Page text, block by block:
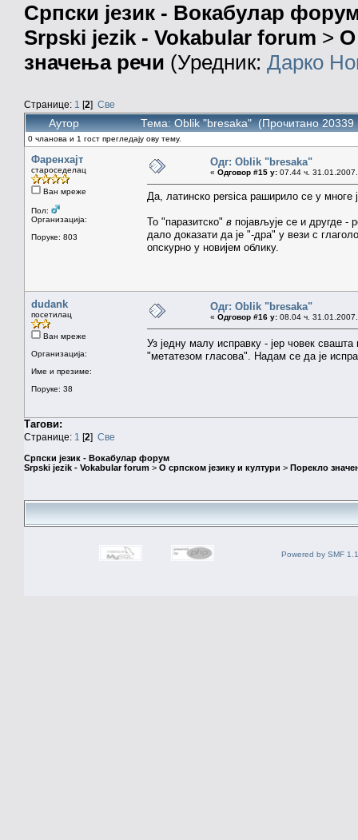
Српски језик - Вокабулар
Srpski jezik - Vokabular forum > О
значења речи (Уредник: Дарко
Странице: 1 [2] Све
Аутор Тема: Oblik "bresaka" (Прочитано 20339
0 чланова и 1 гост прегледају ову тему.
Фаренхајт
староседелац
Ван мреже
Пол:
Организација:
Поруке: 803
Одг: Oblik "bresaka"
« Одговор #15 у: 07.44 ч.
Да, латинско persica раширило се у многе
То "паразитско" в појављује се и другде -
дало доказати да је "-дра" у вези с
опскурно у новијем облику.
dudank
посетилац
Ван мреже
Организација:
Име и презиме:
Поруке: 38
Одг: Oblik "bresaka"
« Одговор #16 у: 08.04 ч.
Уз једну малу исправку - јер човек
"метатезом гласова". Надам се да је
Тагови:
Странице: 1 [2] Све
Српски језик - Вокабулар форум
Srpski jezik - Vokabular forum > О српском језику и култури > Порекло
Powered by SMF